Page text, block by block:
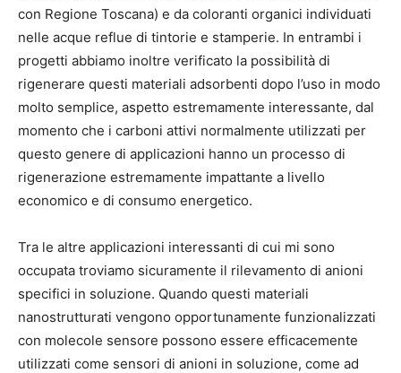
con Regione Toscana) e da coloranti organici individuati
nelle acque reflue di tintorie e stamperie. In entrambi i
progetti abbiamo inoltre verificato la possibilità di
rigenerare questi materiali adsorbenti dopo l’uso in modo
molto semplice, aspetto estremamente interessante, dal
momento che i carboni attivi normalmente utilizzati per
questo genere di applicazioni hanno un processo di
rigenerazione estremamente impattante a livello
economico e di consumo energetico.
Tra le altre applicazioni interessanti di cui mi sono
occupata troviamo sicuramente il rilevamento di anioni
specifici in soluzione. Quando questi materiali
nanostrutturati vengono opportunamente funzionalizzati
con molecole sensore possono essere efficacemente
utilizzati come sensori di anioni in soluzione, come ad